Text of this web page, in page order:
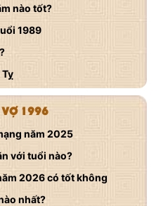
nào tốt?
1989
VỢ 1996
năm 2025
với tuổi nào?
2026 có tốt không
nhất?